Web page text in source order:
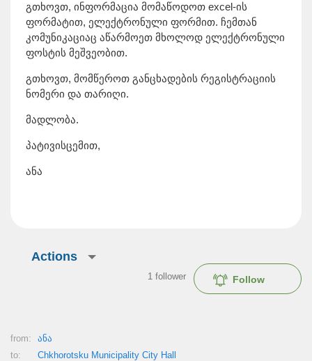
გთხოვთ, ინფორმაცია მომაწოდოთ excel-ის
ფორმატით, ელექტრონული ფორმით. ჩემთან
კომუნიკაციაც აწარმოეთ მხოლოდ ელექტრონული
ფოსტის მეშვეობით.
გთხოვთ, მომწეროთ განცხადების რეგისტრაციის
ნომერი და თარიღი.
მადლობა.
პატივისცემით,
ანა
Actions
Follow
1 follower
from:
ანა
to:
Chkhorotsku Municipality City Hall